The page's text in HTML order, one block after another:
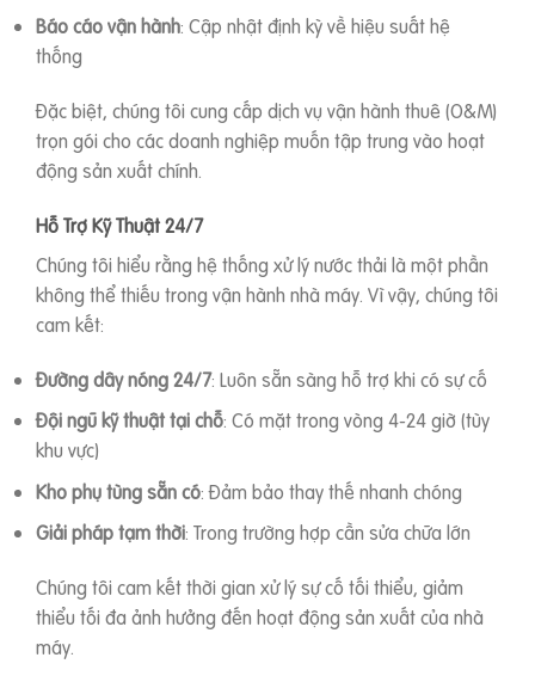
Báo cáo vận hành: Cập nhật định kỳ về hiệu suất hệ
thống
Đặc biệt, chúng tôi cung cấp dịch vụ vận hành thuê (O&M)
trọn gói cho các doanh nghiệp muốn tập trung vào hoạt
động sản xuất chính.
Hỗ Trợ Kỹ Thuật 24/7
Chúng tôi hiểu rằng hệ thống xử lý nước thải là một phần
không thể thiếu trong vận hành nhà máy. Vì vậy, chúng tôi
cam kết:
Đường dây nóng 24/7: Luôn sẵn sàng hỗ trợ khi có sự cố
Đội ngũ kỹ thuật tại chỗ: Có mặt trong vòng 4-24 giờ (tùy
khu vực)
Kho phụ tùng sẵn có: Đảm bảo thay thế nhanh chóng
Giải pháp tạm thời: Trong trường hợp cần sửa chữa lớn
Chúng tôi cam kết thời gian xử lý sự cố tối thiểu, giảm
thiểu tối đa ảnh hưởng đến hoạt động sản xuất của nhà
máy.